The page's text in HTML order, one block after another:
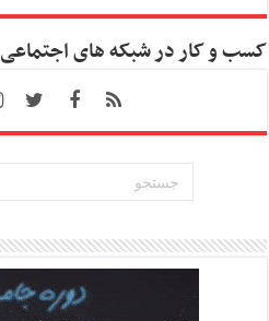
کسب و کار در شبکه های اجتماعی